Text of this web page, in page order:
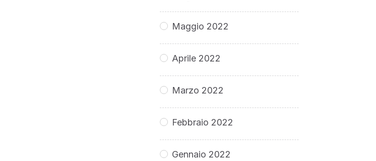
Maggio 2022
Aprile 2022
Marzo 2022
Febbraio 2022
Gennaio 2022